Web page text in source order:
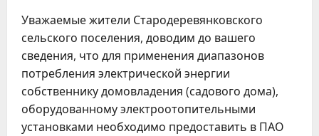
Уважаемые жители Стародеревянковского
сельского поселения, доводим до вашего
сведения, что для применения диапазонов
потребления электрической энергии
собственнику домовладения (садового дома),
оборудованному электроотопительными
установками необходимо предоставить в ПАО